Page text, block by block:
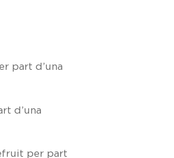
part d’una
d’una
per part